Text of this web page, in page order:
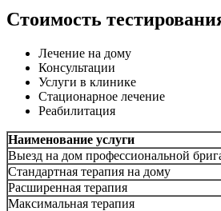
Стоимость
Лечение на дому
Консультации
Услуги в клинике
Стационарное лечение
Реабилитация
Наименование услуги
Выезд на дом профессиональной
Стандартная терапия на дому
Расширенная терапия
Максимальная терапия